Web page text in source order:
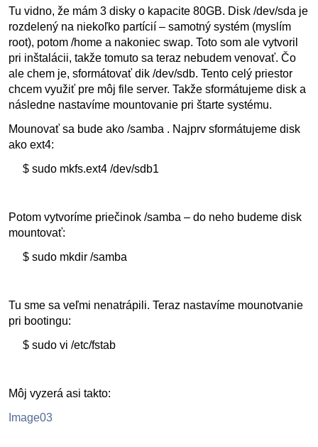
Tu vidno, že mám 3 disky o kapacite 80GB. Disk /dev/sda je
rozdelený na niekoľko partícií – samotný systém (myslím
root), potom /home a nakoniec swap. Toto som ale vytvoril
pri inštalácii, takže tomuto sa teraz nebudem venovať. Čo
ale chem je, sformátovať dik /dev/sdb. Tento celý priestor
chcem využiť pre môj file server. Takže sformátujeme disk a
následne nastavíme mountovanie pri štarte systému.
Mounovať sa bude ako /samba . Najprv sformátujeme disk
ako ext4:
$ sudo mkfs.ext4 /dev/sdb1
Potom vytvoríme priečinok /samba – do neho budeme disk
mountovať:
$ sudo mkdir /samba
Tu sme sa veľmi nenatrápili. Teraz nastavíme mounotvanie
pri bootingu:
$ sudo vi /etc/fstab
Môj vyzerá asi takto:
Image03